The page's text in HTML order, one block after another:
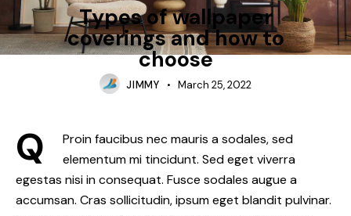
Types of wallpaper
coverings and how to
choose
JIMMY March 25, 2022
Q
Proin faucibus nec mauris a sodales, sed
elementum mi tincidunt. Sed eget viverra
egestas nisi in consequat. Fusce sodales augue a
accumsan. Cras sollicitudin, ipsum eget blandit pulvinar.